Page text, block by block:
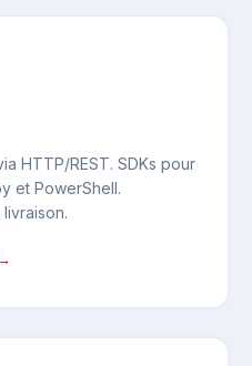
HTTP/REST. SDKs pour
et PowerShell.